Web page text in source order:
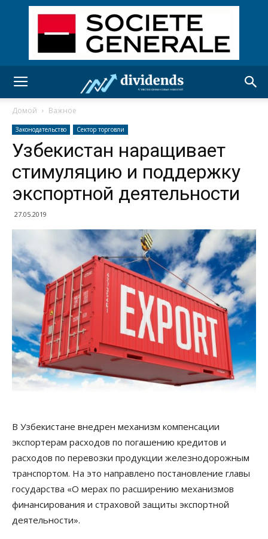
Домой Важное
Законодательство Сектор торговли
Узбекистан наращивает
стимуляцию и поддержку
экспортной деятельности
27.05.2019
В Узбекистане внедрен механизм компенсации
экспортерам расходов по погашению кредитов и
расходов по перевозки продукции железнодорожным
транспортом. На это направлено постановление главы
государства «О мерах по расширению механизмов
финансирования и страховой защиты экспортной
деятельности».